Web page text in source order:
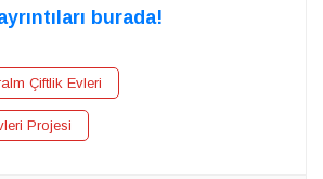
burada!
Çiftlik Evleri
Projesi